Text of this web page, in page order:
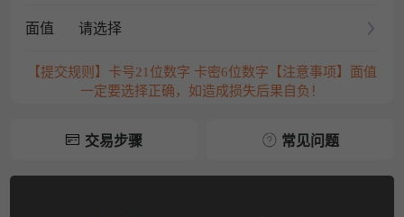
面值 请选择
【提交规则】卡号21位数字 卡密6位数字【注意事项】面值
一定要选择正确，如造成损失后果自负！
交易步骤 常见问题